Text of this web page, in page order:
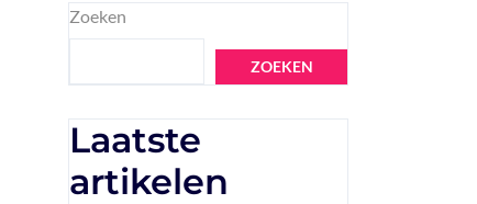
Zoeken
ZOEKEN
Laatste
artikelen